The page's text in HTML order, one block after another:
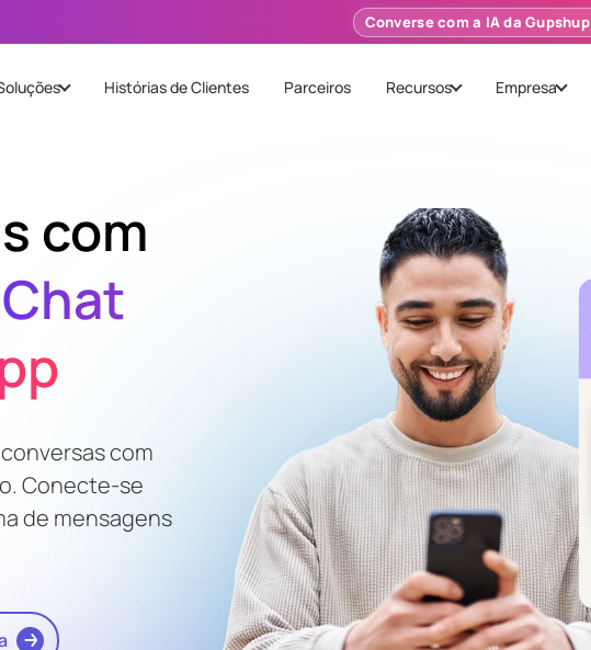
Converse com a IA da Gupshup
Histórias de Clientes Parceiros Recursos Empresa
com
com
Conecte-se
de mensagens